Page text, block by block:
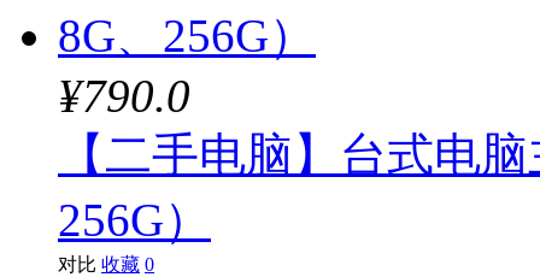
¥790.0
【二手电脑】台式电
256G）
对比 收藏 0